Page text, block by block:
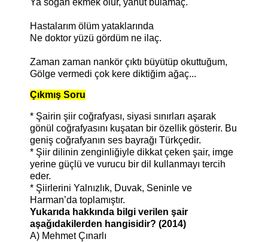
Hastalarım ölüm yataklarında
Ne doktor yüzü gördüm ne ilaç.
Zaman zaman nankör çıktı büyütüp okuttuğum,
Gölge vermedi çok kere diktiğim ağaç...
Çıkmış Soru
* Şairin şiir coğrafyası, siyasi sınırları aşarak
gönül coğrafyasını kuşatan bir özellik gösterir. Bu
geniş coğrafyanın ses bayrağı Türkçedir.
* Şiir dilinin zenginliğiyle dikkat çeken şair, imge
yerine güçlü ve vurucu bir dil kullanmayı tercih
eder.
* Şiirlerini Yalnızlık, Duvak, Seninle ve
Harman’da toplamıştır.
Yukarıda hakkında bilgi verilen şair
aşağıdakilerden hangisidir? (2014)
A) Mehmet Çınarlı